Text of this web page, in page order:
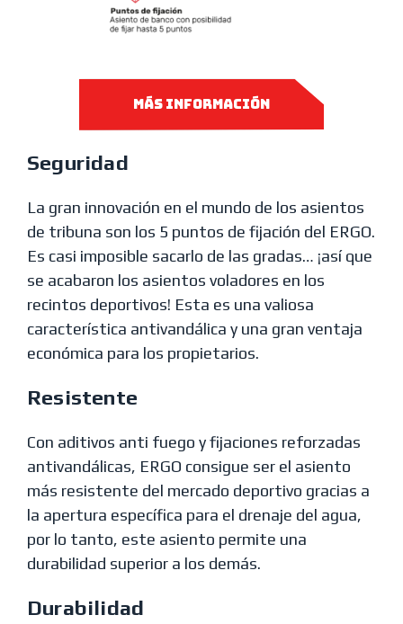
MÁS INFORMACIÓN
Seguridad
La gran innovación en el mundo de los asientos
de tribuna son los 5 puntos de fijación del ERGO.
Es casi imposible sacarlo de las gradas… ¡así que
se acabaron los asientos voladores en los
recintos deportivos! Esta es una valiosa
característica antivandálica y una gran ventaja
económica para los propietarios.
Resistente
Con aditivos anti fuego y fijaciones reforzadas
antivandálicas, ERGO consigue ser el asiento
más resistente del mercado deportivo gracias a
la apertura específica para el drenaje del agua,
por lo tanto, este asiento permite una
durabilidad superior a los demás.
Durabilidad